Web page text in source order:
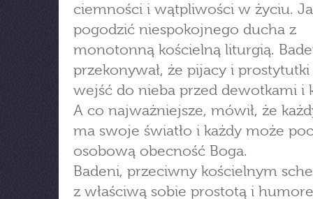
ciemności i wątpliwości w życiu.
pogodzić niespokojnego ducha z
monotonną kościelną liturgią.
przekonywał, że pijacy i
wejść do nieba przed dewotkami i
A co najważniejsze, mówił, że
ma swoje światło i każdy może
osobową obecność Boga.
Badeni, przeciwny kościelnym
z właściwą sobie prostotą i